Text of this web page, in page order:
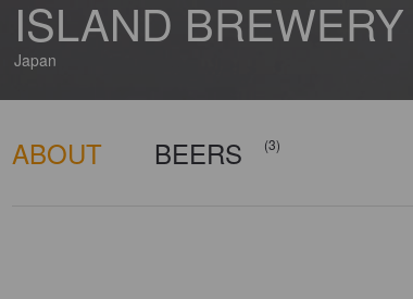
ISLAND BREWERY
Japan
ABOUT BEERS (3)